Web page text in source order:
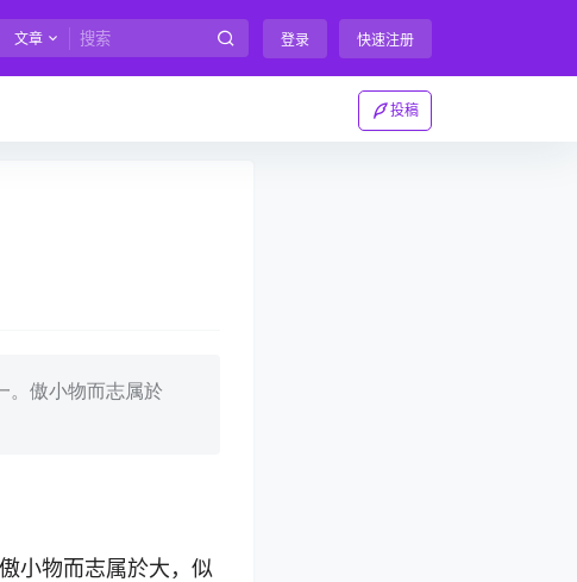
文章 登录 快速注册
投稿
傲小物而志属於
小物而志属於大，似